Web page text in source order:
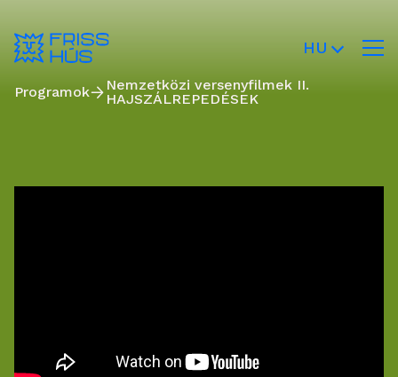
HU
Programok
Nemzetközi versenyfilmek II.
HAJSZÁLREPEDÉSEK